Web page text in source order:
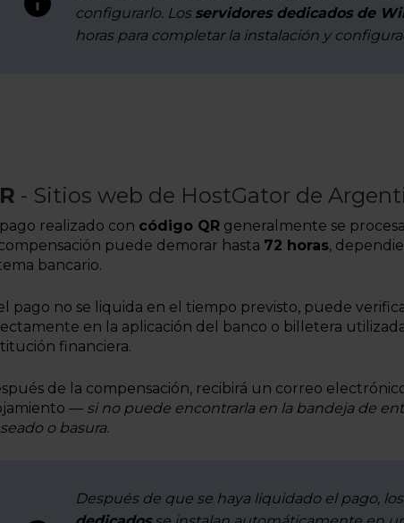
configurarlo. Los servidores dedicados de
horas para completar la instalación y
- Sitios web de HostGator de
realizado con código QR generalmente se
puede demorar hasta 72 horas,
bancario.
pago no se liquida en el tiempo previsto, puede
en la aplicación del banco o billetera
financiera.
de la compensación, recibirá un correo
— si no puede encontrarla en la bandeja de
o basura.
Después de que se haya liquidado el pago, los